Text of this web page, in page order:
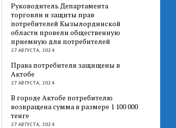
Руководитель Департамента
торговли и защиты прав
потребителей Кызылординской
области провели общественную
приемную для потребителей
27 АВГУСТА, 2024
Права потребителя защищены в
Актобе
27 АВГУСТА, 2024
В городе Актобе потребителю
возвращена сумма в размере 1 100 000
тенге
27 АВГУСТА, 2024